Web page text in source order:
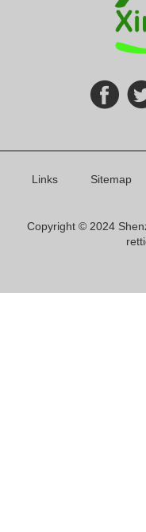
Links Sitemap
Copyright © 2024